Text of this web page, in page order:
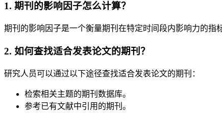
1. 期刊的影响因子怎么计算？
期刊的影响因子是一个衡量期刊在特定时间段内影响力的指
2. 如何查找适合发表论文的期刊？
研究人员可以通过以下途径查找适合发表论文的期刊：
检索相关主题的期刊数据库。
参考已有文献中引用的期刊。